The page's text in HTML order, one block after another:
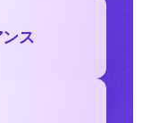
ス